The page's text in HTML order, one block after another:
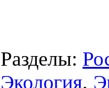
Разделы:
Экология,